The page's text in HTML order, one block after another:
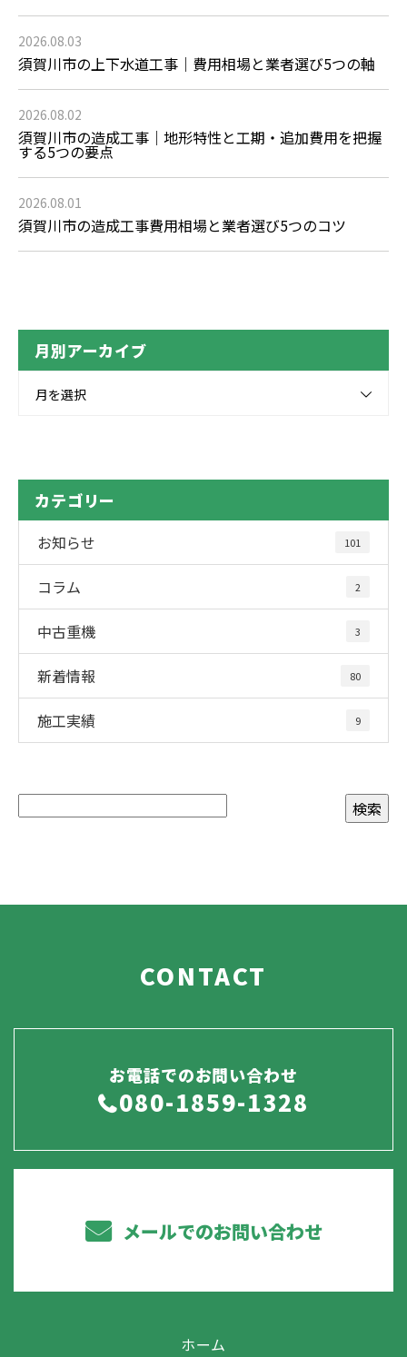
2026.08.03
須賀川市の上下水道工事｜費用相場と業者選び5つの軸
2026.08.02
須賀川市の造成工事｜地形特性と工期・追加費用を把握
する5つの要点
2026.08.01
須賀川市の造成工事費用相場と業者選び5つのコツ
月別アーカイブ
月を選択
カテゴリー
お知らせ 101
コラム 2
中古重機 3
新着情報 80
施工実績 9
CONTACT
お電話でのお問い合わせ
080-1859-1328
メールでのお問い合わせ
ホーム